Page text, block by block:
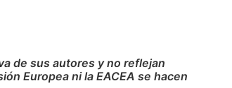
de sus autores y no reflejan
Europea ni la EACEA se hacen